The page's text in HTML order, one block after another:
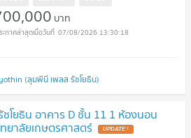
บาท
07/08/2026 13:30:18
(ลุมพินี เพลส รัชโยธิน)
โยธิน อาคาร D ชั้น 11 1 ห้องนอน
ยาลัยเกษตรศาสตร์ UPDATE !